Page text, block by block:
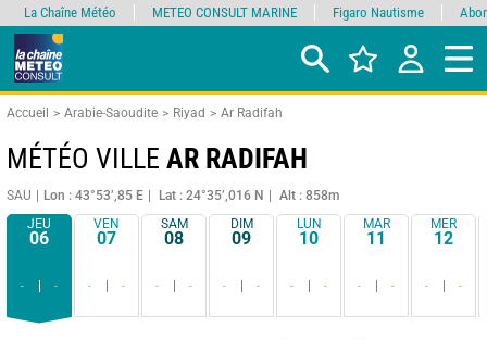
Accueil Arabie-Saoudite Riyad Ar Radifah
MÉTÉO VILLE AR RADIFAH
SAU Lon : 43°53’,85 E Lat : 24°35’,016 N
Alt : 858m
JEU
06
- -
VEN
07
- -
SAM
08
- -
DIM
09
- -
LUN
10
- -
MAR
11
- -
MER
12
- -
La Chaîne Météo METEO CONSULT MARINE Figaro Nautisme